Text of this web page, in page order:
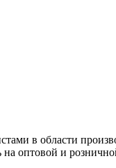
в области
на оптовой и